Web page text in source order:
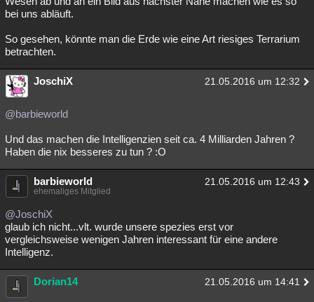
bei uns abläuft.
So gesehen, könnte man die Erde wie eine Art riesiges Terrarium
betrachten.
JoschiX 21.05.2016 um 12:32
@barbieworld
Und das machen die Intelligenzien seit ca. 4 Milliarden Jahren ?
Haben die nix besseres zu tun ? :O
barbieworld 21.05.2016 um 12:43
ehemaliges Mitglied
@JoschiX
glaub ich nicht...vlt. wurde unsere spezies erst vor
vergleichsweise wenigen Jahren interessant für eine andere
Intelligenz.
Dorian14 21.05.2016 um 14:41